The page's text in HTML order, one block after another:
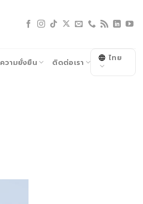
ความยั่งยืน ติดต่อเรา ไทย